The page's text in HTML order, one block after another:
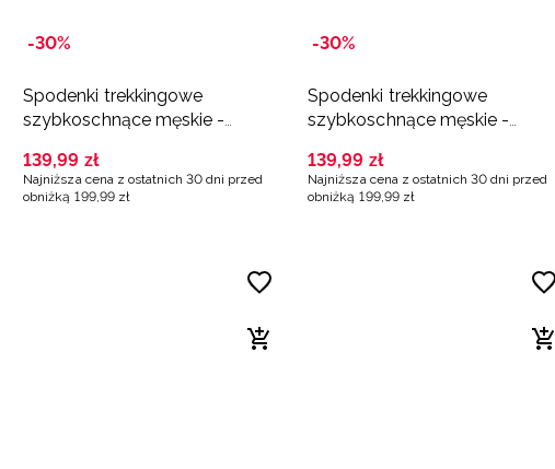
-30%
Spodenki trekkingowe
szybkoschnące męskie -
139,99 zł
Najniższa cena z ostatnich 30 dni przed
obniżką 199, 99 zł
-30%
Spodenki trekkingowe
szybkoschnące męskie -
139,99 zł
Najniższa cena z ostatnich 30 dni przed
obniżką 199, 99 zł